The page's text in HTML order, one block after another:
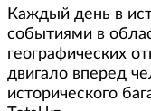
Каждый день в
событиями в
географических
двигало вперед
исторического